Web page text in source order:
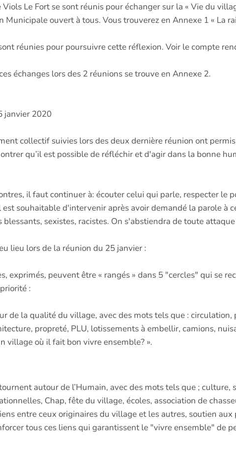
Le Fort se sont réunis pour échanger sur la « Vie du
ouvert à tous. Vous trouverez en Annexe 1 « La
réunies pour poursuivre cette réflexion. Voir le compte
échanges lors des 2 réunions se trouve en Annexe 2.
janvier 2020
collectif suivies lors des deux dernière réunion ont
qu’il est possible de réfléchir et d'agir dans la bonne
il faut continuer à: écouter celui qui parle, respecter le
souhaitable d'intervenir après avoir demandé la parole à
sexistes, racistes. On s'abstiendra de toute
lieu lors de la réunion du 25 janvier :
exprimés, peuvent être « rangés » dans 5 "cercles" qui se
:
de la qualité du village, avec des mots tels que :
propreté, PLU, lotissements à embellir, camions,
village où il fait bon vivre ensemble? ».
autour de l’Humain, avec des mots tels que ; culture,
Chap, fête du village, écoles, association de
entre ceux originaires du village et les autres, soutien
tous ces liens qui garantissent le "vivre ensemble" de